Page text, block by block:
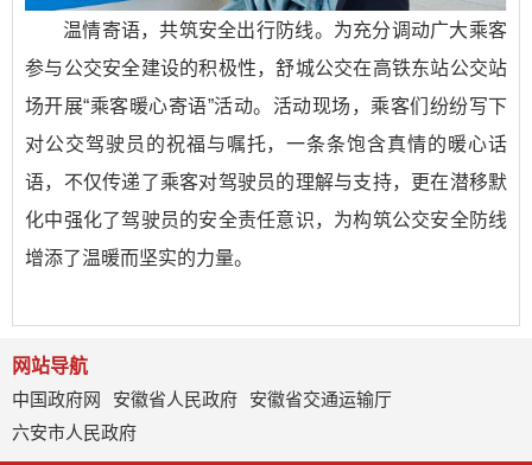
温情寄语，共筑安全出行防线。为充分调动广大乘客
参与公交安全建设的积极性，舒城公交在高铁东站公交站
场开展“乘客暖心寄语”活动。活动现场，乘客们纷纷写下
对公交驾驶员的祝福与嘱托，一条条饱含真情的暖心话
语，不仅传递了乘客对驾驶员的理解与支持，更在潜移默
化中强化了驾驶员的安全责任意识，为构筑公交安全防线
增添了温暖而坚实的力量。
网站导航
中国政府网
安徽省人民政府
安徽省交通运输厅
六安市人民政府